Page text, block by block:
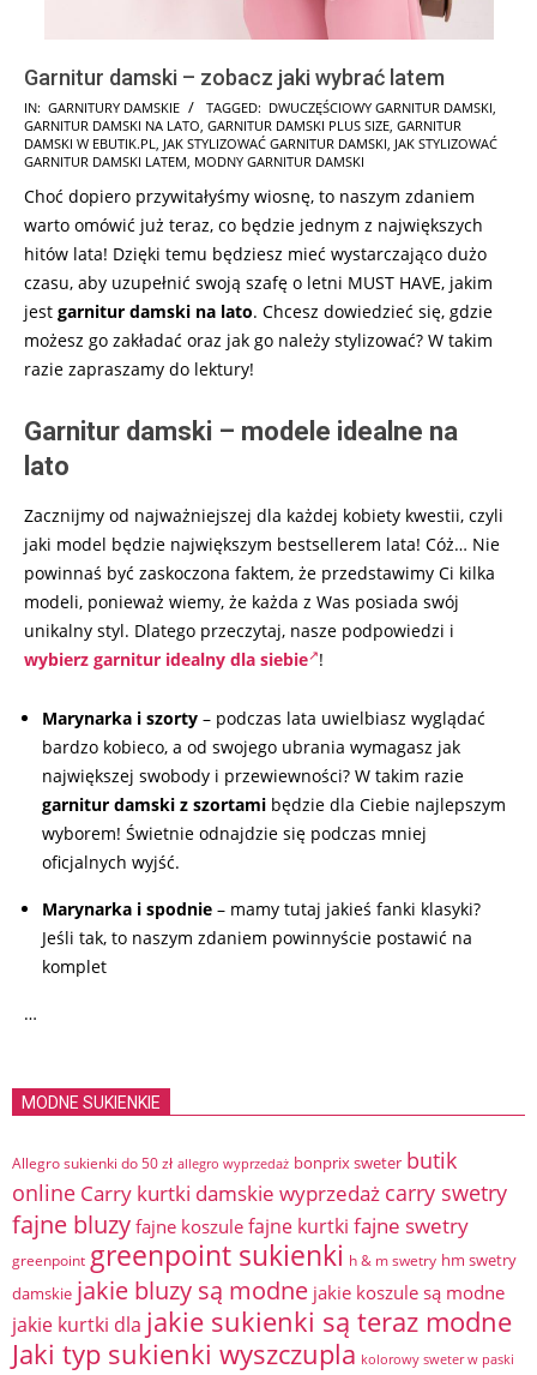
Garnitur damski – zobacz jaki wybrać latem
2026-
05-
14
IN: GARNITURY DAMSKIE TAGGED: DWUCZĘŚCIOWY GARNITUR DAMSKI,
GARNITUR DAMSKI NA LATO, GARNITUR DAMSKI PLUS SIZE, GARNITUR
DAMSKI W EBUTIK.PL, JAK STYLIZOWAĆ GARNITUR DAMSKI, JAK STYLIZOWAĆ
GARNITUR DAMSKI LATEM, MODNY GARNITUR DAMSKI
Choć dopiero przywitałyśmy wiosnę, to naszym zdaniem
warto omówić już teraz, co będzie jednym z największych
hitów lata! Dzięki temu będziesz mieć wystarczająco dużo
czasu, aby uzupełnić swoją szafę o letni MUST HAVE, jakim
jest garnitur damski na lato. Chcesz dowiedzieć się, gdzie
możesz go zakładać oraz jak go należy stylizować? W takim
razie zapraszamy do lektury!
Garnitur damski – modele idealne na
lato
Zacznijmy od najważniejszej dla każdej kobiety kwestii, czyli
jaki model będzie największym bestsellerem lata! Cóż… Nie
powinnaś być zaskoczona faktem, że przedstawimy Ci kilka
modeli, ponieważ wiemy, że każda z Was posiada swój
unikalny styl. Dlatego przeczytaj, nasze podpowiedzi i
wybierz garnitur idealny dla siebie !
Marynarka i szorty – podczas lata uwielbiasz wyglądać
bardzo kobieco, a od swojego ubrania wymagasz jak
największej swobody i przewiewności? W takim razie
garnitur damski z szortami będzie dla Ciebie najlepszym
wyborem! Świetnie odnajdzie się podczas mniej
oficjalnych wyjść.
Marynarka i spodnie – mamy tutaj jakieś fanki klasyki?
Jeśli tak, to naszym zdaniem powinnyście postawić na
komplet
…
MODNE SUKIENKIE
Allegro sukienki do 50 zł allegro wyprzedaż bonprix sweter butik
online Carry kurtki damskie wyprzedaż carry swetry
fajne bluzy fajne koszule fajne kurtki fajne swetry
greenpoint greenpoint sukienki h & m swetry hm swetry
damskie jakie bluzy są modne jakie koszule są modne
jakie kurtki dla jakie sukienki są teraz modne
Jaki typ sukienki wyszczupla kolorowy sweter w paski